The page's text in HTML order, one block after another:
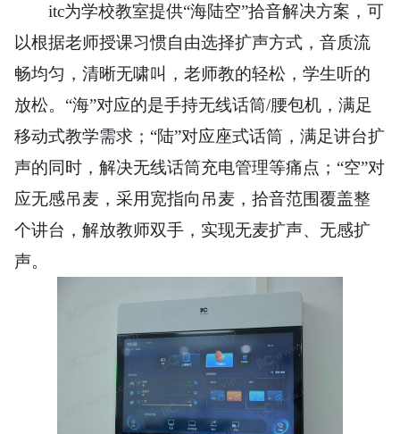
itc为学校教室提供“海陆空”拾音解决方案，可
以根据老师授课习惯自由选择扩声方式，音质流
畅均匀，清晰无啸叫，老师教的轻松，学生听的
放松。“海”对应的是手持无线话筒/腰包机，满足
移动式教学需求；“陆”对应座式话筒，满足讲台扩
声的同时，解决无线话筒充电管理等痛点；“空”对
应无感吊麦，采用宽指向吊麦，拾音范围覆盖整
个讲台，解放教师双手，实现无麦扩声、无感扩
声。